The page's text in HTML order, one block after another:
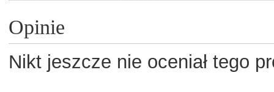
Opinie
Nikt jeszcze nie oceniał tego